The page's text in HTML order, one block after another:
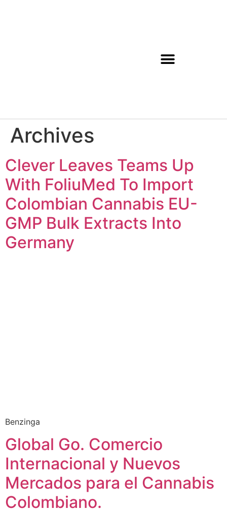
Archives
Clever Leaves Teams Up
With FoliuMed To Import
Colombian Cannabis EU-
GMP Bulk Extracts Into
Germany
Benzinga
Global Go. Comercio
Internacional y Nuevos
Mercados para el Cannabis
Colombiano.